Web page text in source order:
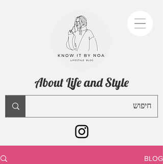
About Life and Style
BLOG